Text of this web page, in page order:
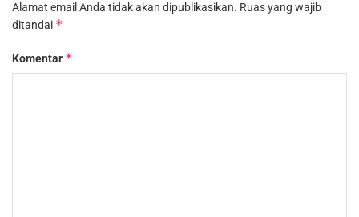
Alamat email Anda tidak akan dipublikasikan. Ruas yang wajib
ditandai *
Komentar *